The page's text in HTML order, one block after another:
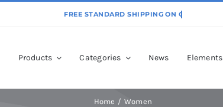
Products Categories News Elements
Home Women